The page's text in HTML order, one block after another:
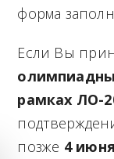
форма
Если Вы
рамках ЛО-
позже 4 июня